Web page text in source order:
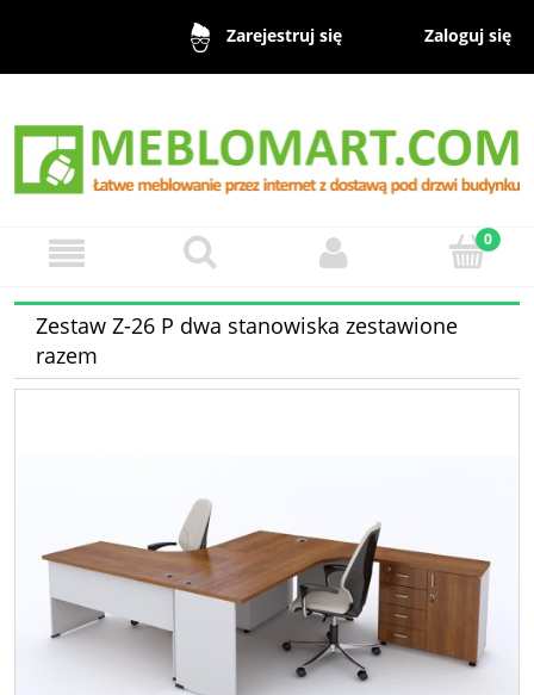
Zarejestruj się Zaloguj się
Zestaw Z-26 P dwa stanowiska zestawione
razem